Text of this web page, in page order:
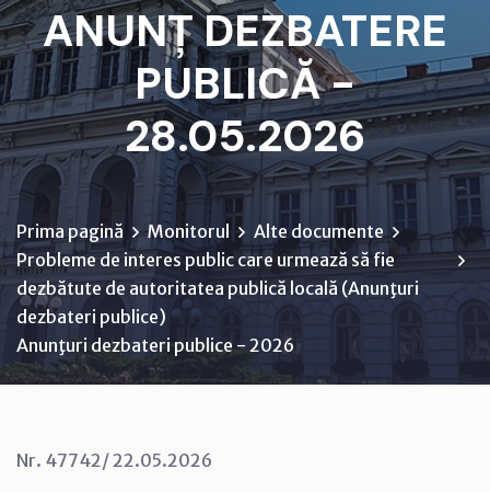
ANUNȚ DEZBATERE
PUBLICĂ -
28.05.2026
Prima pagină Monitorul
Alte documente
Probleme de interes public care urmează să fie
dezbătute de autoritatea publică locală (Anunţuri
dezbateri publice)
Anunţuri dezbateri publice - 2026
Nr. 47742/ 22.05.2026